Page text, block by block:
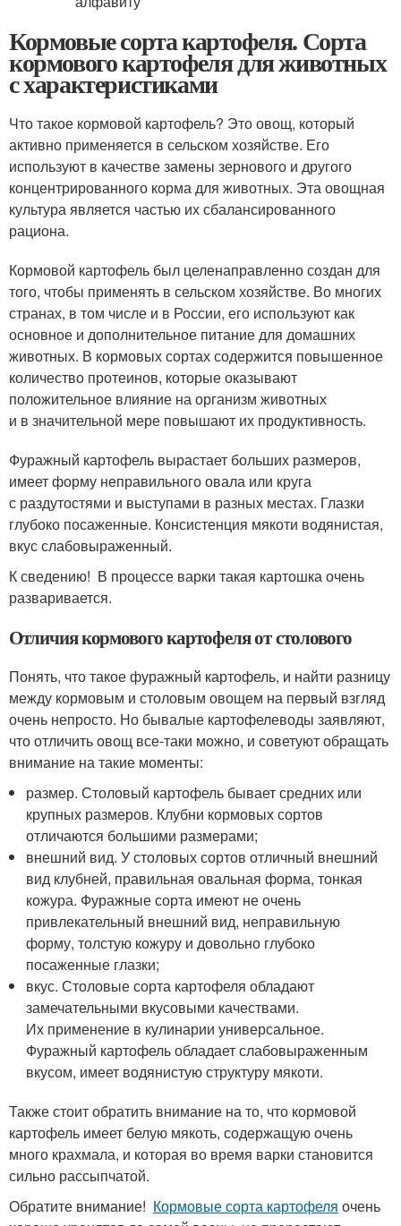
Кормовые сорта картофеля. Сорта
кормового картофеля для животных
с характеристиками
Что такое кормовой картофель? Это овощ, который
активно применяется в сельском хозяйстве. Его
используют в качестве замены зернового и другого
концентрированного корма для животных. Эта овощная
культура является частью их сбалансированного
рациона.
Кормовой картофель был целенаправленно создан для
того, чтобы применять в сельском хозяйстве. Во многих
странах, в том числе и в России, его используют как
основное и дополнительное питание для домашних
животных. В кормовых сортах содержится повышенное
количество протеинов, которые оказывают
положительное влияние на организм животных
и в значительной мере повышают их продуктивность.
Фуражный картофель вырастает больших размеров,
имеет форму неправильного овала или круга
с раздутостями и выступами в разных местах. Глазки
глубоко посаженные. Консистенция мякоти водянистая,
вкус слабовыраженный.
К сведению! В процессе варки такая картошка очень
разваривается.
Отличия кормового картофеля от столового
Понять, что такое фуражный картофель, и найти разницу
между кормовым и столовым овощем на первый взгляд
очень непросто. Но бывалые картофелеводы заявляют,
что отличить овощ все-таки можно, и советуют обращать
внимание на такие моменты:
размер. Столовый картофель бывает средних или
крупных размеров. Клубни кормовых сортов
отличаются большими размерами;
внешний вид. У столовых сортов отличный внешний
вид клубней, правильная овальная форма, тонкая
кожура. Фуражные сорта имеют не очень
привлекательный внешний вид, неправильную
форму, толстую кожуру и довольно глубоко
посаженные глазки;
вкус. Столовые сорта картофеля обладают
замечательными вкусовыми качествами.
Их применение в кулинарии универсальное.
Фуражный картофель обладает слабовыраженным
вкусом, имеет водянистую структуру мякоти.
Также стоит обратить внимание на то, что кормовой
картофель имеет белую мякоть, содержащую очень
много крахмала, и которая во время варки становится
сильно рассыпчатой.
Обратите внимание! Кормовые сорта картофеля очень